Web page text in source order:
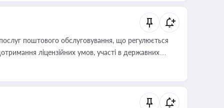
поштового обслуговування, що регулюється
ліцензійних умов, участі в державних